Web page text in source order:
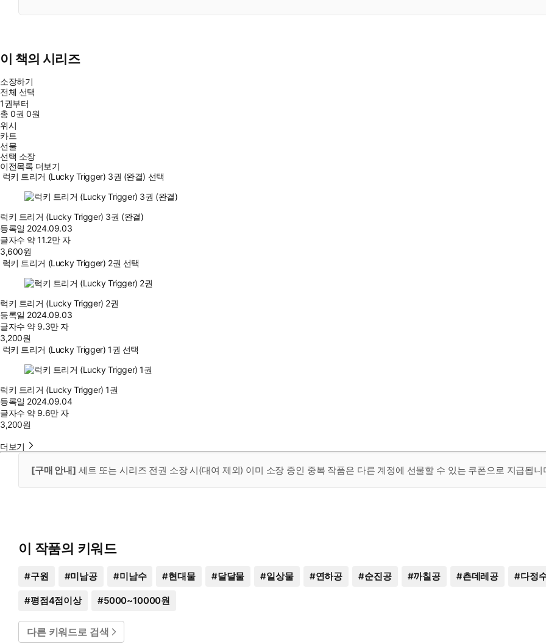
이 책의 시리즈
소장하기
전체 선택
1권부터
총0권 0원
위시
카트
선물
선택 소장
이전목록 더보기
럭키 트리거 (Lucky Trigger) 3권 (완결) 선택
럭키 트리거 (Lucky Trigger) 3권 (완결)
등록일 2024.09.03
글자수 약 11.2만 자
3,600원
럭키 트리거 (Lucky Trigger) 2권 선택
럭키 트리거 (Lucky Trigger) 2권
등록일 2024.09.03
글자수 약 9.3만 자
3,200원
럭키 트리거 (Lucky Trigger) 1권 선택
럭키 트리거 (Lucky Trigger) 1권
등록일 2024.09.04
글자수 약 9.6만 자
3,200원
더보기
[구매 안내] 세트 또는 시리즈 전권 소장 시(대여 제외) 이미 소장 중인 중복 작품은 다른 계정에 선물할 수 있는 쿠폰으로 지급됩
이 작품의 키워드
#구원 #미남공 #미남수 #현대물 #달달물 #일상물 #연하공 #순진공 #까칠공 #츤데레공 #다정
#평점4점이상 #5000~10000원
다른 키워드로 검색